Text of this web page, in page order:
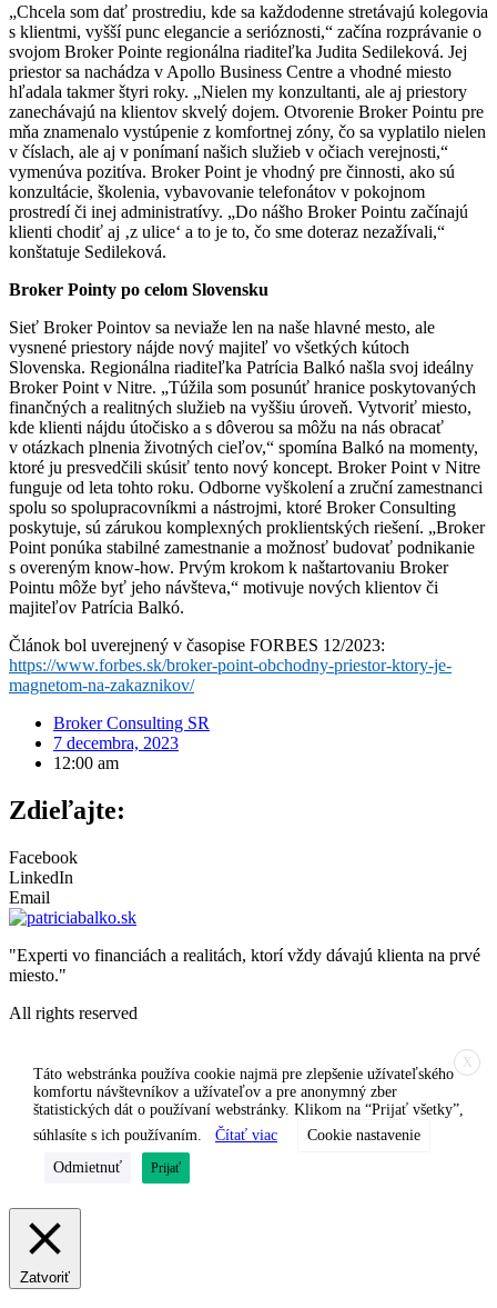
„Chcela som dať prostrediu, kde sa každodenne stretávajú kolegovia
s klientmi, vyšší punc elegancie a serióznosti,“ začína rozprávanie o
svojom Broker Pointe regionálna riaditeľka Judita Sedileková. Jej
priestor sa nachádza v Apollo Business Centre a vhodné miesto
hľadala takmer štyri roky. „Nielen my konzultanti, ale aj priestory
zanechávajú na klientov skvelý dojem. Otvorenie Broker Pointu pre
mňa znamenalo vystúpenie z komfortnej zóny, čo sa vyplatilo nielen
v číslach, ale aj v ponímaní našich služieb v očiach verejnosti,“
vymenúva pozitíva. Broker Point je vhodný pre činnosti, ako sú
konzultácie, školenia, vybavovanie telefonátov v pokojnom
prostredí či inej administratívy. „Do nášho Broker Pointu začínajú
klienti chodiť aj ‚z ulice‘ a to je to, čo sme doteraz nezažívali,“
konštatuje Sedileková.
Broker Pointy po celom Slovensku
Sieť Broker Pointov sa neviaže len na naše hlavné mesto, ale
vysnené priestory nájde nový majiteľ vo všetkých kútoch
Slovenska. Regionálna riaditeľka Patrícia Balkó našla svoj ideálny
Broker Point v Nitre. „Túžila som posunúť hranice poskytovaných
finančných a realitných služieb na vyššiu úroveň. Vytvoriť miesto,
kde klienti nájdu útočisko a s dôverou sa môžu na nás obracať
v otázkach plnenia životných cieľov,“ spomína Balkó na momenty,
ktoré ju presvedčili skúsiť tento nový koncept. Broker Point v Nitre
funguje od leta tohto roku. Odborne vyškolení a zruční zamestnanci
spolu so spolupracovníkmi a nástrojmi, ktoré Broker Consulting
poskytuje, sú zárukou komplexných proklientských riešení. „Broker
Point ponúka stabilné zamestnanie a možnosť budovať podnikanie
s overeným know-how. Prvým krokom k naštartovaniu Broker
Pointu môže byť jeho návšteva,“ motivuje nových klientov či
majiteľov Patrícia Balkó.
Článok bol uverejnený v časopise FORBES 12/2023:
https://www.forbes.sk/broker-point-obchodny-priestor-ktory-je-
magnetom-na-zakaznikov/
Broker Consulting SR
7 decembra, 2023
12:00 am
Zdieľajte:
Facebook
LinkedIn
Email
"Experti vo financiách a realitách, ktorí vždy dávajú klienta na prvé
miesto."
All rights reserved
X
Táto webstránka používa cookie najmä pre zlepšenie užívateľského
komfortu návštevníkov a užívateľov a pre anonymný zber
štatistických dát o používaní webstránky. Klikom na “Prijať všetky”,
súhlasíte s ich používaním.
Čítať viac
Cookie nastavenie
Odmietnuť
Prijať
Zatvoriť